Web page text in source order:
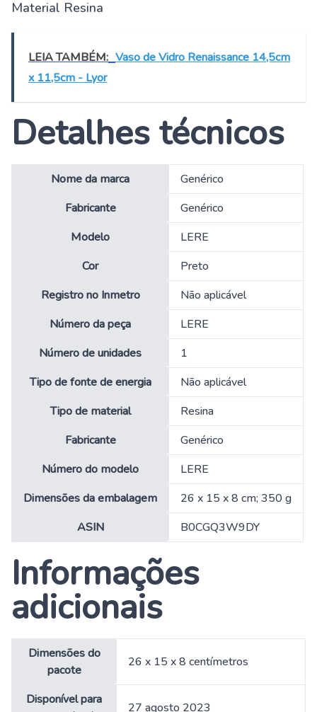
Material Resina
LEIA TAMBÉM: Vaso de Vidro Renaissance 14,5cm
x 11,5cm - Lyor
Detalhes técnicos
Nome da marca
‎Genérico
Fabricante
‎Genérico
Modelo
‎LERE
Cor
‎Preto
Registro no Inmetro
‎Não aplicável
Número da peça
‎LERE
Número de unidades
‎1
Tipo de fonte de energia
‎Não aplicável
Tipo de material
‎Resina
Fabricante
‎Genérico
Número do modelo
‎LERE
Dimensões da embalagem
‎26 x 15 x 8 cm; 350 g
ASIN
‎B0CGQ3W9DY
Informações
adicionais
Dimensões do
pacote
26 x 15 x 8 centímetros
Disponível para
27 agosto 2023